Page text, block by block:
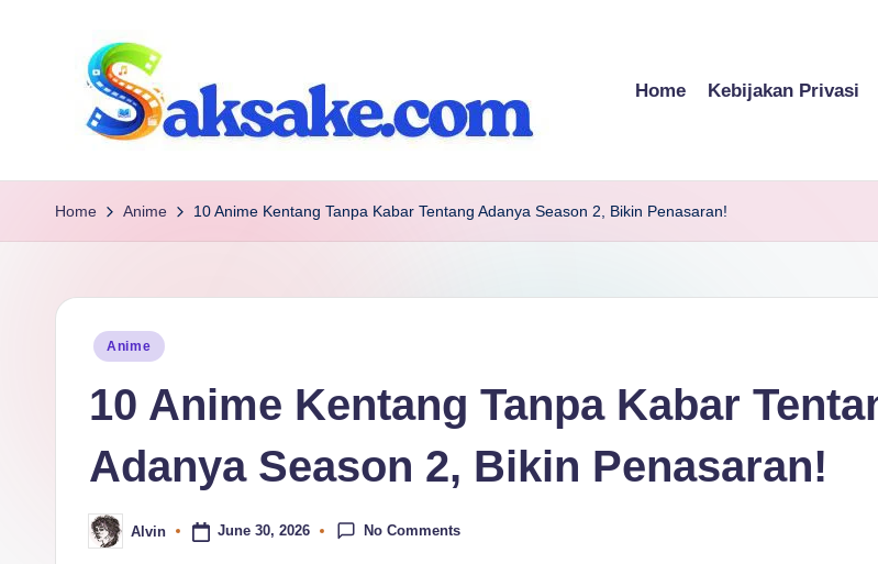
s
a
s
tanpa
Home Kebijakan Privasi
Home Anime 10 Anime Kentang Tanpa Kabar Tentang Adanya Season 2, Bikin Penasaran!
Posted
Anime
10 Anime Kentang Tanpa Kabar
Adanya Season 2, Bikin Penasaran!
Posted
by
Alvin June 30, 2026 No Comments